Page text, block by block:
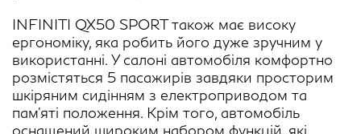
INFINITI QX50 SPORT також має високу
ергономіку, яка робить його дуже зручним у
використанні. У салоні автомобіля комфортно
розмістяться 5 пасажирів завдяки просторим
шкіряним сидінням з електроприводом та
пам'яті положення. Крім того, автомобіль
оснащений широким набором функцій, які